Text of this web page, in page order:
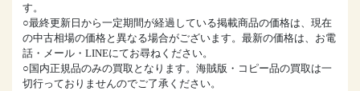
す。
○最終更新日から一定期間が経過している掲載商品の価格は、現在
の中古相場の価格と異なる場合がございます。最新の価格は、お電
話・メール・LINEにてお尋ねください。
○国内正規品のみの買取となります。海賊版・コピー品の買取は一
切行っておりませんのでご了承ください。